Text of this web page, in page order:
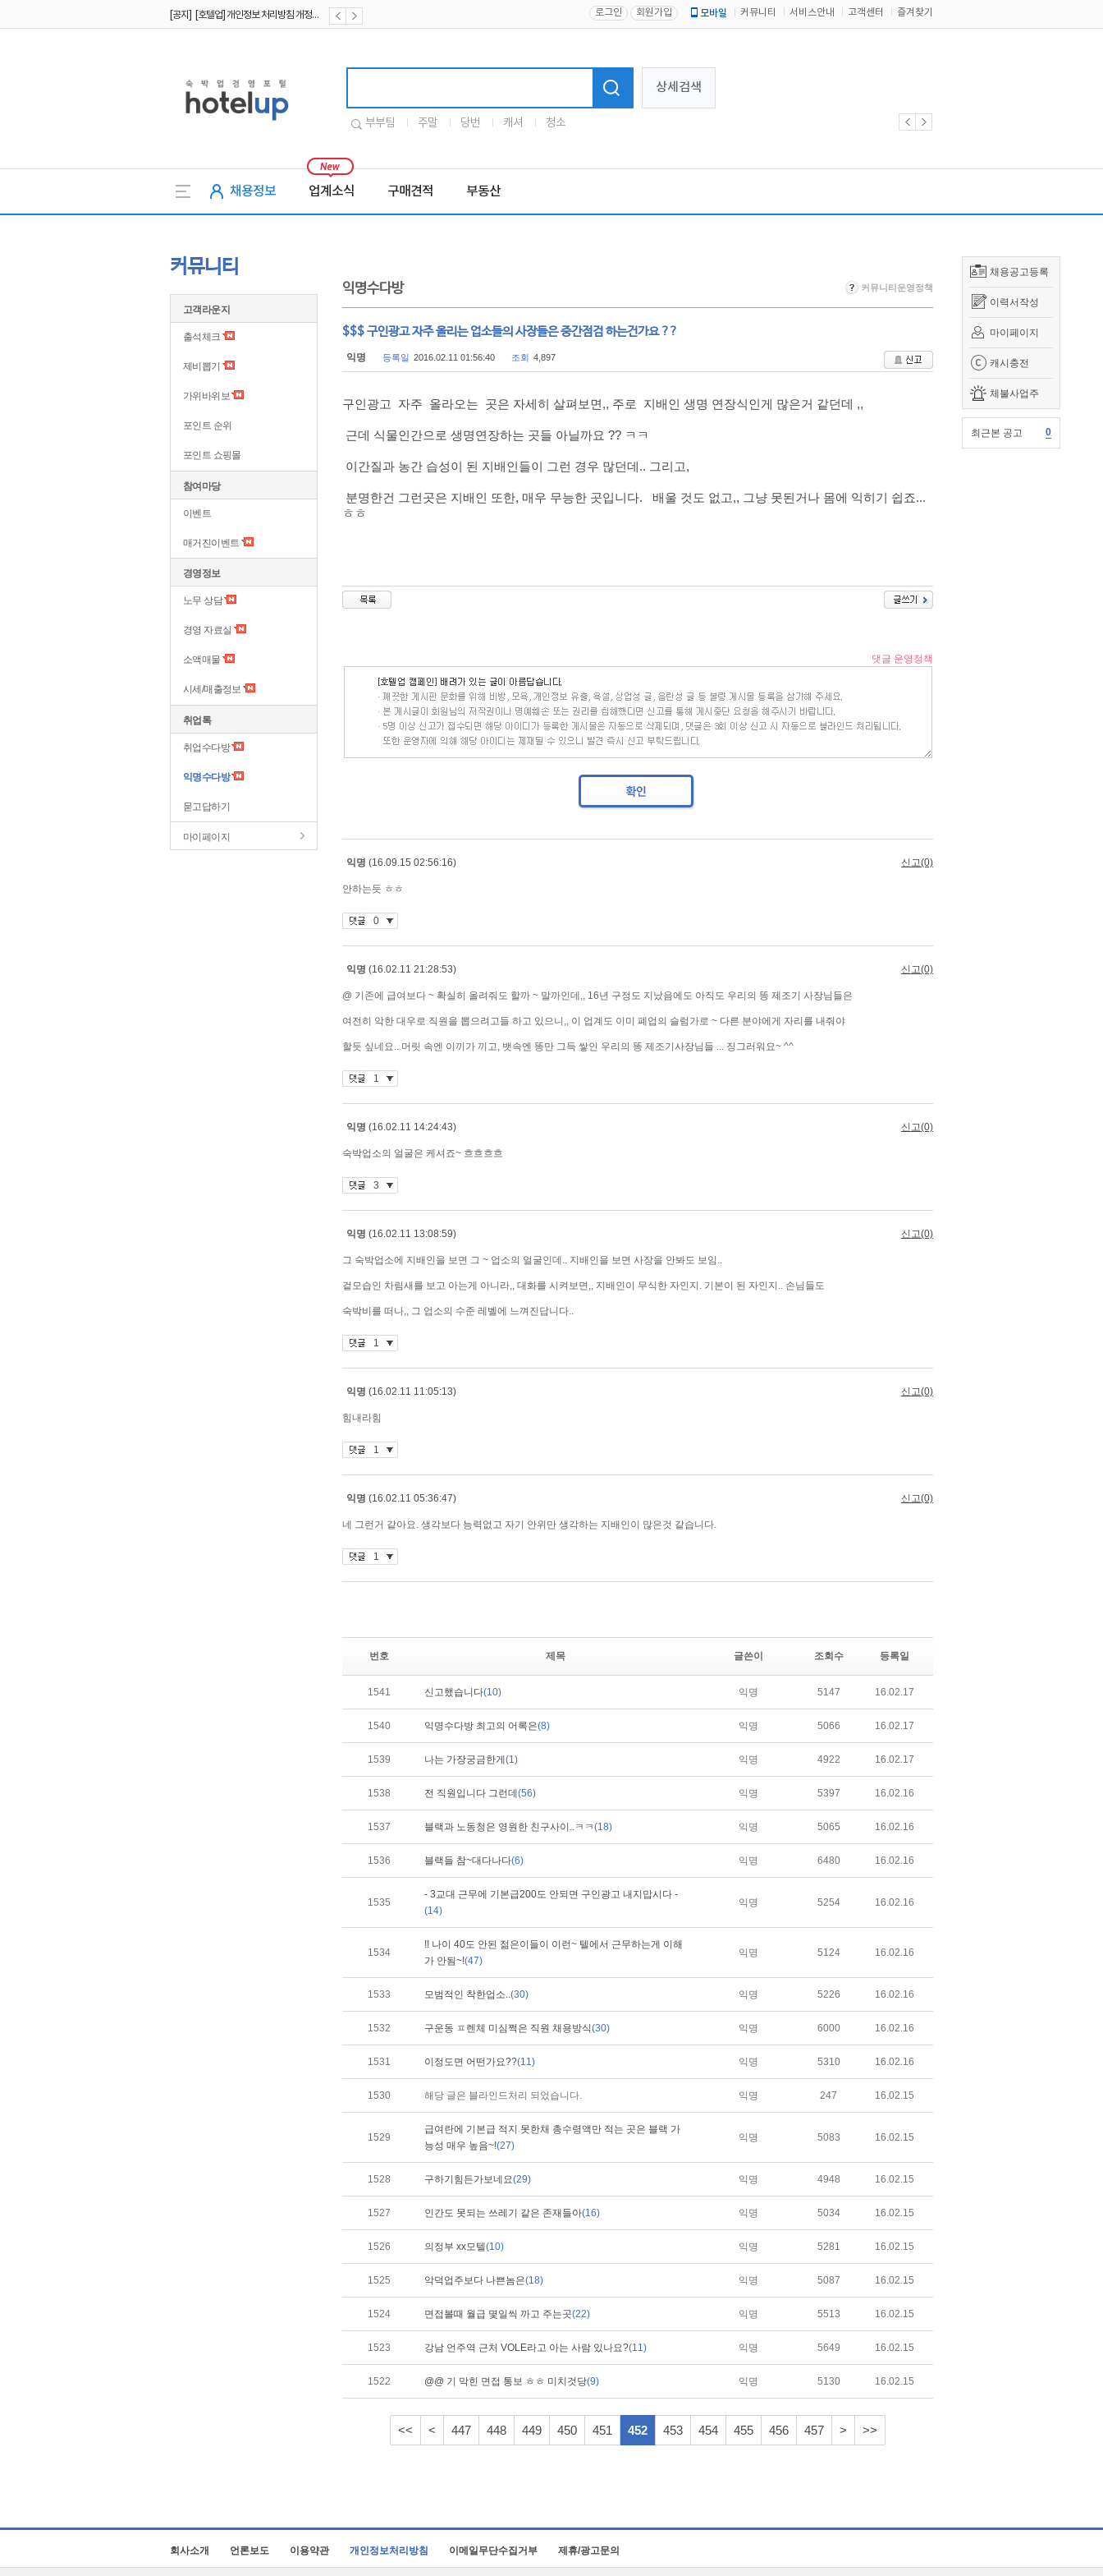
[공지] [호텔업] 개인정보 처리방침 개정본1 (19.09.02) 로그인 회원가입 모바일 커뮤니티 서비스안내 고객센터 즐겨찾기
상세검색
부부팀 주말 당번 캐셔 청소
채용정보 업계소식 구매견적 부동산
채용공고등록
이력서작성
마이페이지
캐시충전
체불사업주
최근본 공고 0
커뮤니티
고객라운지
출석체크
제비뽑기
가위바위보
포인트 순위
포인트 쇼핑몰
참여마당
이벤트
매거진이벤트
경영정보
노무 상담
경영 자료실
소액매물
시세/매출정보
취업톡
취업수다방
익명수다방
묻고답하기
마이페이지
익명수다방 커뮤니티운영정책
$$$ 구인광고 자주 올리는 업소들의 사장들은 중간점검 하는건가요 ??
익명 등록일 2016.02.11 01:56:40 조회 4,897
​구인광고 자주 올라오는 곳은 자세히 살펴보면,, 주로 지배인 생명 연장식인게 많은거 같던데 ,,
근데 식물인간으로 생명연장하는 곳들 아닐까요 ?? ㅋㅋ
이간질과 농간 습성이 된 지배인들이 그런 경우 많던데.. 그리고,
분명한건 그런곳은 지배인 또한, 매우 무능한 곳입니다. 배울 것도 없고,, 그냥 못된거나 몸에 익히기 쉽죠...
ㅎㅎ
번호 제목 글쓴이 조회수 등록일
1541 신고했습니다(10) 익명 5147 16.02.17
1540 익명수다방 최고의 어록은(8) 익명 5066 16.02.17
1539 나는 가장궁금한게 (1) 익명 4922 16.02.17
1538 전 직원입니다 그런데 (56) 익명 5397 16.02.16
1537 블랙과 노동청은 영원한 친구사이..ㅋㅋ(18) 익명 5065 16.02.16
1536 블랙들 참~대다나다(6) 익명 6480 16.02.16
1535
- 3교대 근무에 기본급200도 안되면 구인광고 내지맙시다 -
(14)
익명 5254 16.02.16
1534
!! 나이 40도 안된 젊은이들이 이런~ 텔에서 근무하는게 이해
가 안됨~!(47)
익명 5124 16.02.16
1533 모범적인 착한업소..(30) 익명 5226 16.02.16
1532 구운동 ㅍ렌체 미심쩍은 직원 채용방식(30) 익명 6000 16.02.16
1531 이정도면 어떤가요??(11) 익명 5310 16.02.16
1530 해당 글은 블라인드처리 되었습니다. 익명 247 16.02.15
1529
급여란에 기본급 적지 못한채 총수령액만 적는 곳은 블랙 가
능성 매우 높음~!(27)
익명 5083 16.02.15
1528 구하기힘든가보네요(29) 익명 4948 16.02.15
1527 인간도 못되는 쓰레기 같은 존재들아(16) 익명 5034 16.02.15
1526 의정부 xx모텔(10) 익명 5281 16.02.15
1525 악덕업주보다 나쁜놈은(18) 익명 5087 16.02.15
1524 면접볼때 월급 몇일씩 까고 주는곳(22) 익명 5513 16.02.15
1523 강남 언주역 근처 VOLE라고 아는 사람 있나요?(11) 익명 5649 16.02.15
1522 @@ 기 막힌 면접 통보 ㅎㅎ 미치것당(9) 익명 5130 16.02.15
<< < 447 448 449 450 451 452 453 454 455 456 457 > >>
회사소개 언론보도 이용약관 개인정보처리방침 이메일무단수집거부 제휴/광고문의